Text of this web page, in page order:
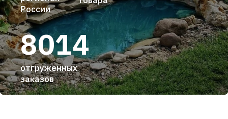
8014
отгруженных
заказов
России